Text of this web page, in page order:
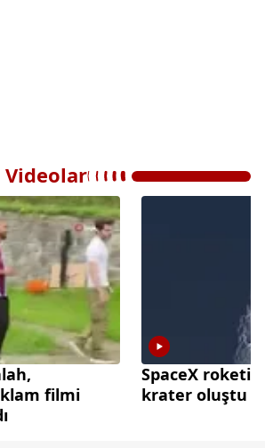
Videolar
filmi
SpaceX roketi
krater oluştu